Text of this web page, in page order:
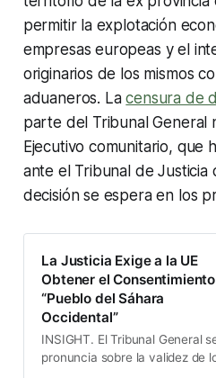
permitir la explotación
empresas europeas y el
originarios de los mismos
aduaneros. Lacensura de
parte del Tribunal General
Ejecutivo comunitario, que
ante el Tribunal de
decisión se espera en los
La Justicia Exige a la UE
Obtener el
“Pueblo del Sáhara
Occidental”
INSIGHT. El Tribunal General
pronuncia sobre la validez de